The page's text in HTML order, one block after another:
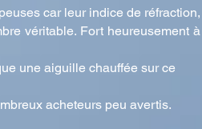
car leur indice de réfraction,
véritable. Fort heureusement à
une aiguille chauffée sur ce
acheteurs peu avertis.